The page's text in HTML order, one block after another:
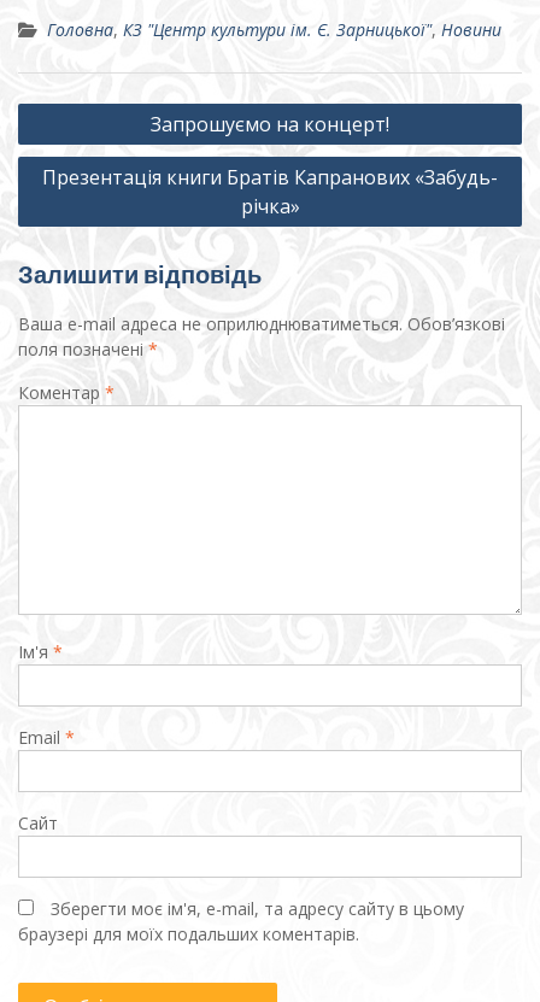
Головна, КЗ "Центр культури ім. Є. Зарницької", Новини
Навігація
записів
Запрошуємо на концерт!
Презентація книги Братів Капранових «Забудь-
річка»
Залишити відповідь
Ваша e-mail адреса не оприлюднюватиметься. Обов’язкові
поля позначені*
Коментар *
Ім'я *
Email *
Сайт
Зберегти моє ім'я, e-mail, та адресу сайту в цьому
браузері для моїх подальших коментарів.